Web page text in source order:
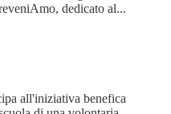
dedicato al...
all'iniziativa benefica